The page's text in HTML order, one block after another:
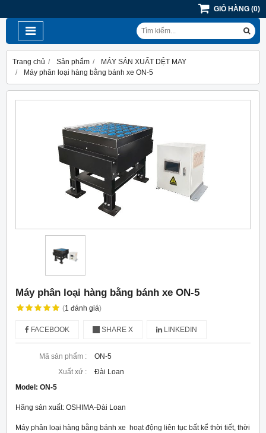
GIỎ HÀNG (0)
Trang chủ Sản phẩm
MÁY SẢN XUẤT DỆT MAY
Máy phân loại hàng bằng bánh xe ON-5
Máy phân loại hàng bằng bánh xe ON-5
(1 đánh giá)
FACEBOOK SHARE X LINKEDIN
Mã sản phẩm :
ON-5
Xuất xứ :
Đài Loan
Model: ON-5
Hãng sản xuất: OSHIMA-Đài Loan
Máy phân loại hàng bằng bánh xe hoạt động liên tục bất kể thời tiết, thời